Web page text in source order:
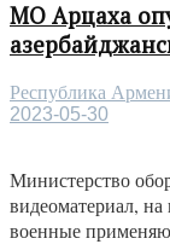
МО Арцаха
Республика
2023-05-30
Министерство
видеоматериал,
военные